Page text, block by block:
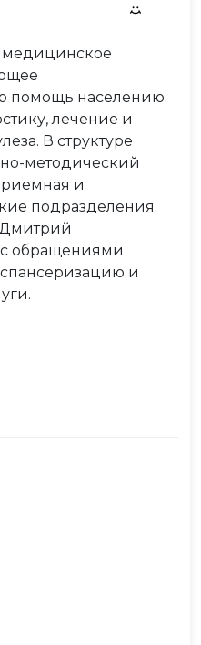
помощь населению.
лечение и
В структуре
методический
и
подразделения.
с обращениями
и